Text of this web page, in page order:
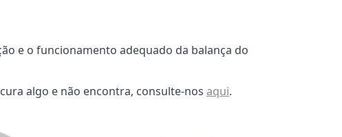
e o funcionamento adequado da balança do
algo e não encontra, consulte-nos aqui.